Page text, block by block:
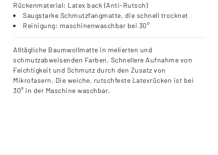
Rückenmaterial: Latex back (Anti-Rutsch)
Saugstarke Schmutzfangmatte, die schnell trocknet
Reinigung: maschinenwaschbar bei 30°
Alltägliche Baumwollmatte in melierten und
schmutzabweisenden Farben. Schnellere Aufnahme von
Feichtigkeit und Schmutz durch den Zusatz von
Mikrofasern. Die weiche, rutschfeste Latexrücken ist bei
30° in der Maschine waschbar.